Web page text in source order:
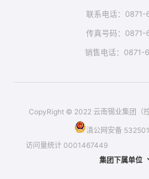
联系电话：0871-
传真号码：0871-
销售电话：0871-
CopyRight © 2022 云南锡业集团（
滇公网安备
访问量统计 0001467449
集团下属单位